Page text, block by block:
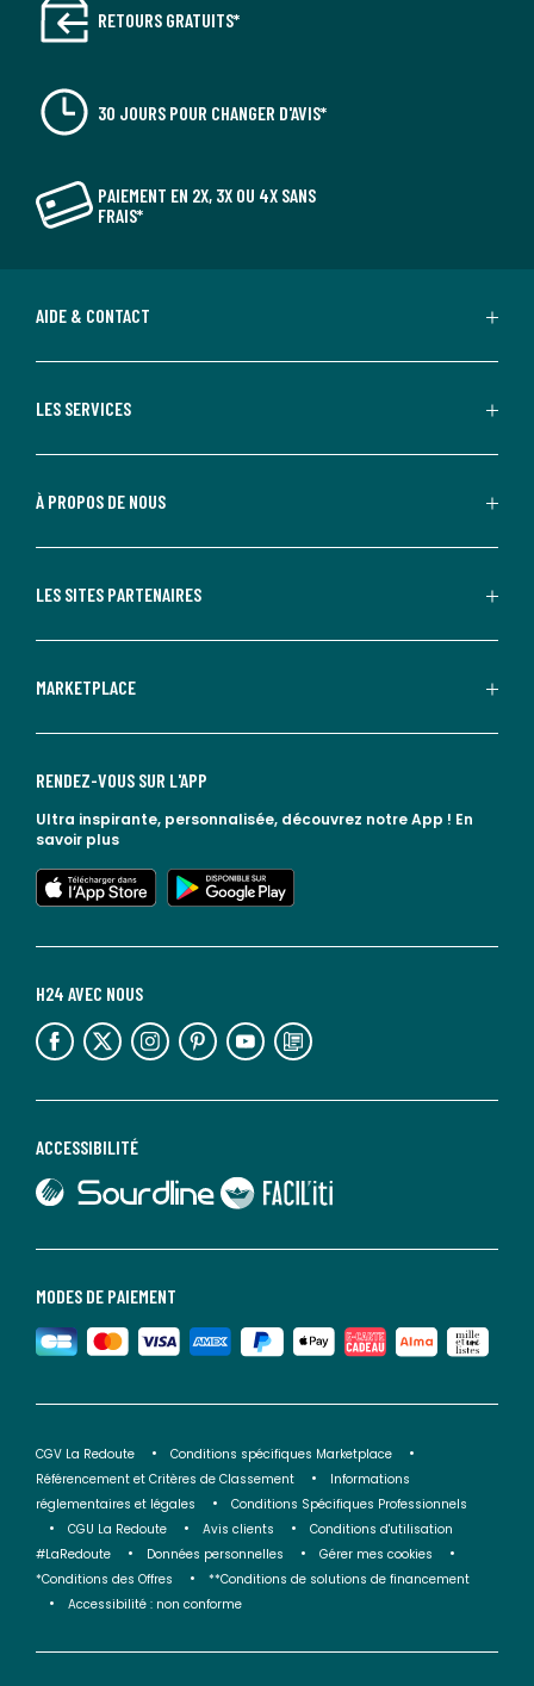
RETOURS GRATUITS*
30 JOURS POUR CHANGER D'AVIS*
PAIEMENT EN 2X, 3X OU 4X SANS
FRAIS*
AIDE & CONTACT
LES SERVICES
À PROPOS DE NOUS
LES SITES PARTENAIRES
MARKETPLACE
MODES DE PAIEMENT
ACCESSIBILITÉ
lien vers Sourdline
lien vers Faciliti
H24 AVEC NOUS
lien vers l'espace réseaux sociaux lien vers l'espace réseaux sociaux lien vers l'espace réseaux sociaux lien vers l'espace réseaux sociaux lien vers l'espace réseaux sociaux lien vers le blog la redoute
RENDEZ-VOUS SUR L'APP
Ultra inspirante, personnalisée, découvrez notre App ! En
savoir plus
lien vers l'app store
lien vers google play
CGV La Redoute
Conditions spécifiques Marketplace
Référencement et Critères de Classement
Informations
réglementaires et légales
Conditions Spécifiques Professionnels
CGU La Redoute
Avis clients
Conditions d'utilisation
#LaRedoute
Données personnelles
Gérer mes cookies
*Conditions des Offres
**Conditions de solutions de financement
Accessibilité : non conforme